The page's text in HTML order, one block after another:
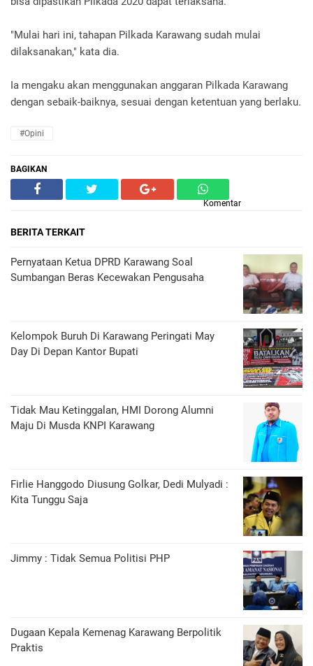
"Mulai hari ini, tahapan Pilkada Karawang sudah mulai
dilaksanakan," kata dia.
Ia mengaku akan menggunakan anggaran Pilkada Karawang
dengan sebaik-baiknya, sesuai dengan ketentuan yang berlaku.
#opini
BAGIKAN
Komentar
BERITA TERKAIT
Pernyataan Ketua DPRD Karawang Soal
Sumbangan Beras Kecewakan Pengusaha
Kelompok Buruh Di Karawang Peringati May
Day Di Depan Kantor Bupati
Tidak Mau Ketinggalan, HMI Dorong Alumni
Maju Di Musda KNPI Karawang
Firlie Hanggodo Diusung Golkar, Dedi Mulyadi :
Kita Tunggu Saja
Jimmy : Tidak Semua Politisi PHP
Dugaan Kepala Kemenag Karawang Berpolitik
Praktis